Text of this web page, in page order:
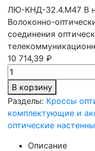
ЛЮ-КНД-32.4.М47 В
Волоконно-
соединения
10 714,39 ₽
В корзину
Разделы: Кроссы
комплектующие и
оптические
Описание